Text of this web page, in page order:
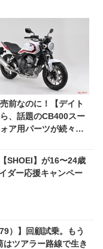
前なのに！【デイト
、話題のCB400スー
ア用パーツが続々登
SHOEI】が16〜24歳
ダー応援キャンペー
）】回顧試乗。もう
ツアラー路線で生き